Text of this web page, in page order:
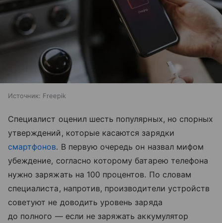
Источник: Freepik
Специалист оценил шесть популярных, но спорных
утверждений, которые касаются зарядки
смартфонов. В первую очередь он назвал мифом
убеждение, согласно которому батарею телефона
нужно заряжать на 100 процентов. По словам
специалиста, напротив, производители устройств
советуют не доводить уровень заряда
до полного — если не заряжать аккумулятор